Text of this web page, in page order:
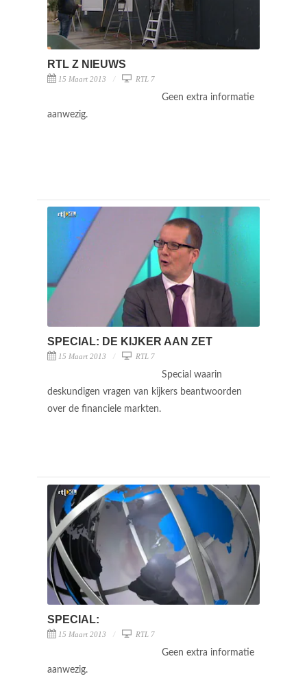
RTL Z NIEUWS
15 Maart 2013 RTL 7
Geen extra informatie
aanwezig.
SPECIAL: DE KIJKER AAN ZET
15 Maart 2013 RTL 7
Special waarin
deskundigen vragen van kijkers beantwoorden
over de financiele markten.
SPECIAL:
15 Maart 2013 RTL 7
Geen extra informatie
aanwezig.